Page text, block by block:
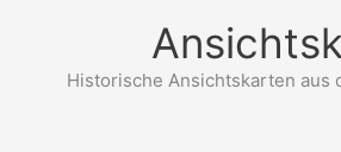
Historische Ansichtskarten aus